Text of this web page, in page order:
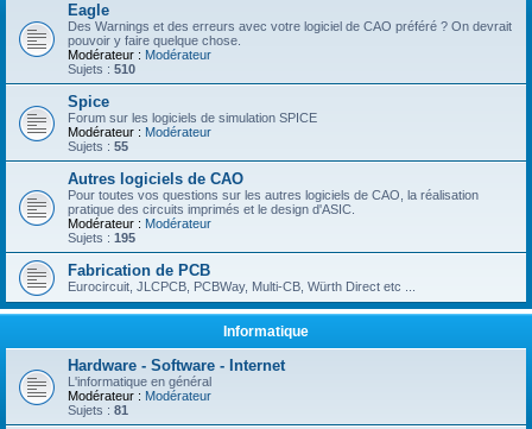
Eagle
Des Warnings et des erreurs avec votre logiciel de CAO préféré ? On devrait
pouvoir y faire quelque chose.
Modérateur : Modérateur
Sujets : 510
Spice
Forum sur les logiciels de simulation SPICE
Modérateur : Modérateur
Sujets : 55
Autres logiciels de CAO
Pour toutes vos questions sur les autres logiciels de CAO, la réalisation
pratique des circuits imprimés et le design d'ASIC.
Modérateur : Modérateur
Sujets : 195
Fabrication de PCB
Eurocircuit, JLCPCB, PCBWay, Multi-CB, Würth Direct etc ...
Informatique
Hardware - Software - Internet
L'informatique en général
Modérateur : Modérateur
Sujets : 81